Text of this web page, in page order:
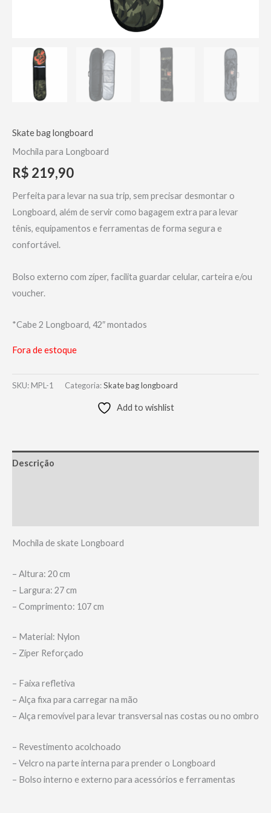
Skate bag longboard
Mochila para Longboard
R$ 219,90
Perfeita para levar na sua trip, sem precisar desmontar o
Longboard, além de servir como bagagem extra para levar
tênis, equipamentos e ferramentas de forma segura e
confortável.
Bolso externo com zíper, facilita guardar celular, carteira e/ou
voucher.
*Cabe 2 Longboard, 42″ montados
Fora de estoque
SKU: MPL-1 Categoria:Skate bag longboard
Add to wishlist
Descrição
Mochila de skate Longboard
– Altura: 20 cm
– Largura: 27 cm
– Comprimento: 107 cm
– Material: Nylon
– Zíper Reforçado
– Faixa refletiva
– Alça fixa para carregar na mão
– Alça removível para levar transversal nas costas ou no ombro
– Revestimento acolchoado
– Velcro na parte interna para prender o Longboard
– Bolso interno e externo para acessórios e ferramentas